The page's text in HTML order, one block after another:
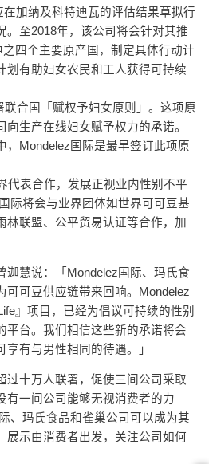
加纳及科特迪瓦的评估结果草拟行
。至2018年，该公司将会针对其推
四个主要原产国，制定具体行动计
划有助妇女农民和工人获得可持续
联合国「赋权予妇女原则」。这项原
生产在线妇女赋予权力的承诺。
，Mondelez国际是最早签订此项原
代表合作，发展正视业内性别不平
际将会与业界团体如世界可可豆基
林联盟、公平贸易认证等合作，加
迦慧说：「Mondelez国际、玛氏食
可可豆供应链带来回响。Mondelez
』项目，已经为倡议可持续的性别
平台。我们相信这些新的承诺将会
有与男性相同的待遇。」
过十万人联署，促使三间公司采取
有一间公司能够无视消费者的力
、玛氏食品和雀巢公司可以成为其
展示由消费者出发，关注公司如何